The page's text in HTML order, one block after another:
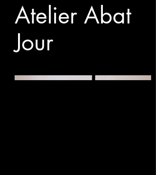
Atelier Abat
Jour